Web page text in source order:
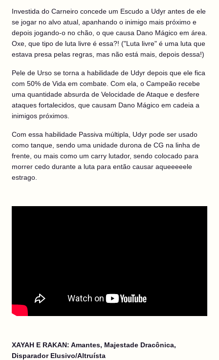
Investida do Carneiro concede um Escudo a Udyr antes de ele
se jogar no alvo atual, apanhando o inimigo mais próximo e
depois jogando-o no chão, o que causa Dano Mágico em área.
Oxe, que tipo de luta livre é essa?! ("Luta livre" é uma luta que
estava presa pelas regras, mas não está mais, depois dessa!)
Pele de Urso se torna a habilidade de Udyr depois que ele fica
com 50% de Vida em combate. Com ela, o Campeão recebe
uma quantidade absurda de Velocidade de Ataque e desfere
ataques fortalecidos, que causam Dano Mágico em cadeia a
inimigos próximos.
Com essa habilidade Passiva múltipla, Udyr pode ser usado
como tanque, sendo uma unidade durona de CG na linha de
frente, ou mais como um carry lutador, sendo colocado para
morrer cedo durante a luta para então causar aqueeeeele
estrago.
XAYAH E RAKAN: Amantes, Majestade Dracônica,
Disparador Elusivo/Altruísta